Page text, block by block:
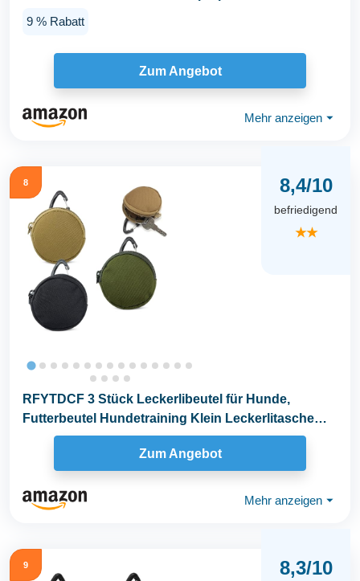
9 % Rabatt
Zum Angebot
Mehr anzeigen ⏷
8 8,4/10
befriedigend
★★
RFYTDCF 3 Stück Leckerlibeutel für Hunde,
Futterbeutel Hundetraining Klein Leckerlitasche
Zum Angebot
Mehr anzeigen ⏷
9 8,3/10